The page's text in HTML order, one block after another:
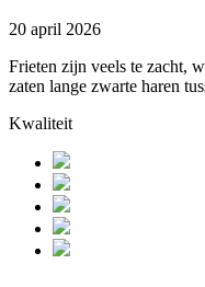
20 april 2026
Frieten zijn veels te zacht,
zaten lange zwarte haren
Kwaliteit